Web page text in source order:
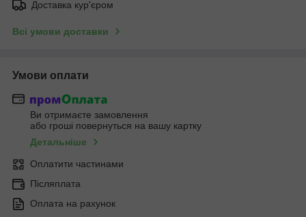
Доставка кур'єром
Всі умови доставки
Умови оплати
Ви отримаєте замовлення
або гроші повернуться на вашу картку
Детальніше
Оплатити частинами
Післяплата
Оплата на рахунок